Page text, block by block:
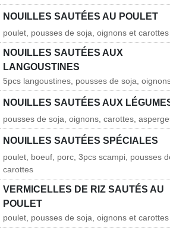
NOUILLES SAUTÉES AU POULET
poulet, pousses de soja, oignons et carottes
NOUILLES SAUTÉES AUX
LANGOUSTINES
5pcs langoustines, pousses de soja,
NOUILLES SAUTÉES AUX
pousses de soja, oignons, carottes,
NOUILLES SAUTÉES SPÉCIALES
poulet, boeuf, porc, 3pcs scampi, pousses
carottes
VERMICELLES DE RIZ SAUTÉS AU
POULET
poulet, pousses de soja, oignons et carottes